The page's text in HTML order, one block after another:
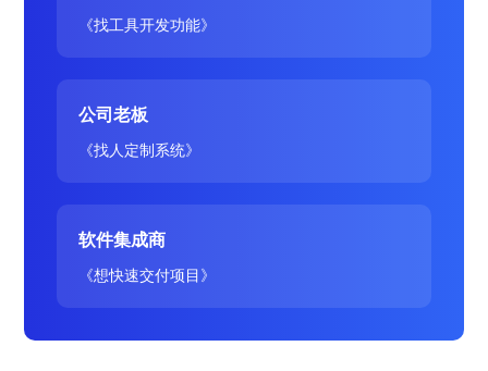
《找工具开发功能》
公司老板
《找人定制系统》
软件集成商
《想快速交付项目》